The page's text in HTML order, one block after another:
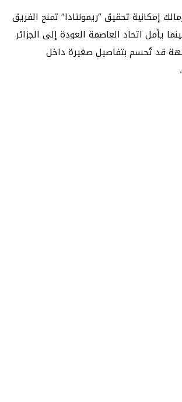
إمكانية تحقيق “ريمونتادا” تمنح الفريق
يأمل اتحاد العاصمة العودة إلى الجزائر
قد تُحسم بتفاصيل صغيرة داخل